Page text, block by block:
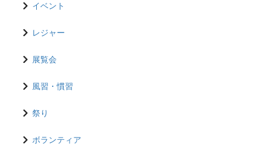
イベント
レジャー
展覧会
風習・慣習
祭り
ボランティア